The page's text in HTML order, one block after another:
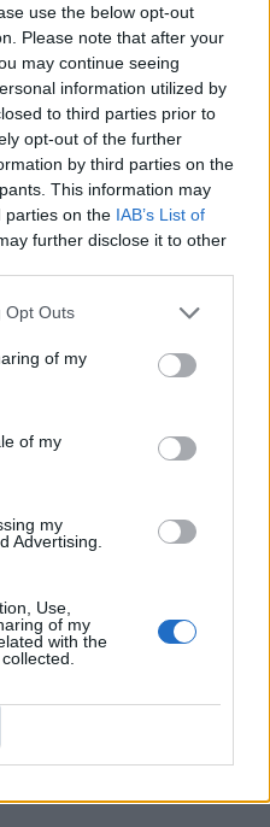
use the below opt-out
Please note that after your
may continue seeing
information utilized by
to third parties prior to
opt-out of the further
by third parties on the
This information may
parties on the IAB’s List of
further disclose it to other
Opt Outs
of my
of my
my
Advertising.
Use,
of my
with the
se bucură:
piciorul!
pesedeilor!
viitoare?